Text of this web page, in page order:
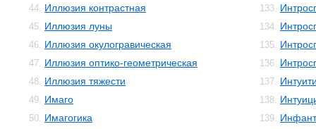
44. Иллюзия контрастная
45. Иллюзия луны
46. Иллюзия окулогравическая
47. Иллюзия оптико-геометрическая
48. Иллюзия тяжести
49. Имаго
50. Имагогика
133.
134.
135.
136.
137.
138.
139.